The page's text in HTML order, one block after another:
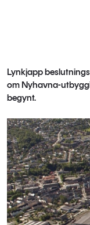
Lynkjapp
om Nyhavna-
begynt.